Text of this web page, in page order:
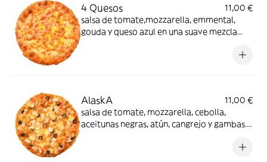
4 Quesos
11,00 €
salsa de tomate,mozzarella, emmental,
gouda y queso azul en una suave mezcla
AlaskA
11,00 €
salsa de tomate, mozzarella, cebolla,
aceitunas negras, atún, cangrejo y gambas.